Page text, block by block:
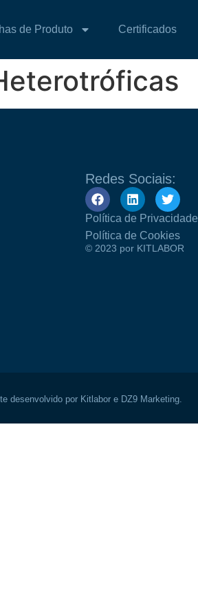
de Produto Certificados
Redes Sociais:
Política de Privacidade
Política de Cookies
© 2023 por KITLABOR
desenvolvido por Kitlabor e DZ9 Marketing.